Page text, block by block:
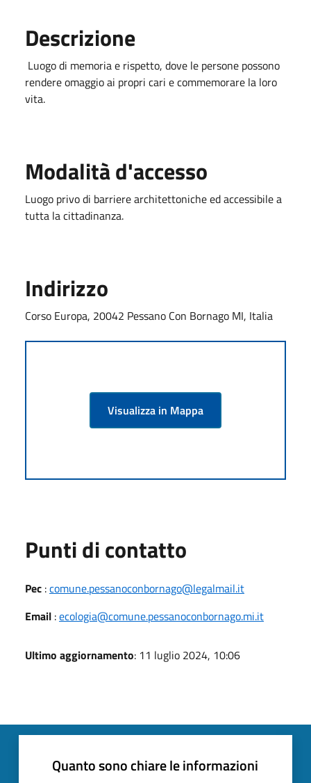
Descrizione
Luogo di memoria e rispetto, dove le persone possono
rendere omaggio ai propri cari e commemorare la loro
vita.
Modalità d'accesso
Luogo privo di barriere architettoniche ed accessibile a
tutta la cittadinanza.
Indirizzo
Corso Europa, 20042 Pessano Con Bornago MI, Italia
Visualizza in Mappa
Punti di contatto
Pec :comune.pessanoconbornago@legalmail.it
Email :ecologia@comune.pessanoconbornago.mi.it
Ultimo aggiornamento: 11 luglio 2024, 10:06
Quanto sono chiare le informazioni